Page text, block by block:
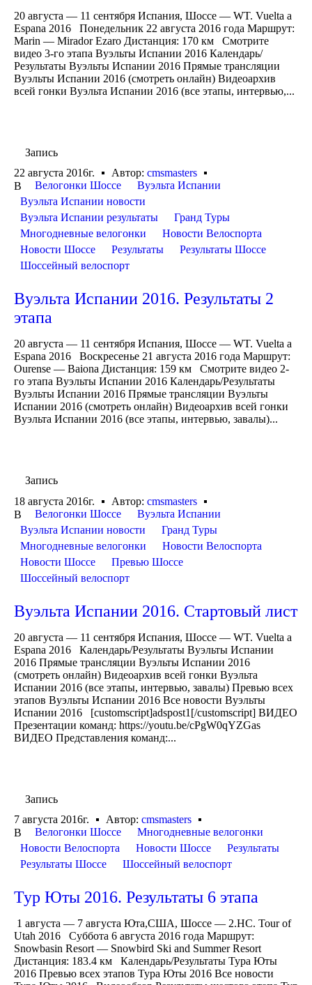
20 августа — 11 сентября Испания, Шоссе — WT. Vuelta a
Espana 2016 Понедельник 22 августа 2016 года Маршрут:
Marin — Mirador Ezaro Дистанция: 170 км Смотрите
видео 3-го этапа Вуэльты Испании 2016 Календарь/
Результаты Вуэльты Испании 2016 Прямые трансляции
Вуэльты Испании 2016 (смотреть онлайн) Видеоархив
всей гонки Вуэльта Испании 2016 (все этапы, интервью,...
Запись
22 августа 2016г.
Автор: cmsmasters
В
Велогонки Шоссе
Вуэльта Испании
Вуэльта Испании новости
Вуэльта Испании результаты
Гранд Туры
Многодневные велогонки
Новости Велоспорта
Новости Шоссе
Результаты
Результаты Шоссе
Шоссейный велоспорт
Вуэльта Испании 2016. Результаты 2
этапа
20 августа — 11 сентября Испания, Шоссе — WT. Vuelta a
Espana 2016 Воскресенье 21 августа 2016 года Маршрут:
Ourense — Baiona Дистанция: 159 км Смотрите видео 2-
го этапа Вуэльты Испании 2016 Календарь/Результаты
Вуэльты Испании 2016 Прямые трансляции Вуэльты
Испании 2016 (смотреть онлайн) Видеоархив всей гонки
Вуэльта Испании 2016 (все этапы, интервью, завалы)...
Запись
18 августа 2016г.
Автор: cmsmasters
В
Велогонки Шоссе
Вуэльта Испании
Вуэльта Испании новости
Гранд Туры
Многодневные велогонки
Новости Велоспорта
Новости Шоссе
Превью Шоссе
Шоссейный велоспорт
Вуэльта Испании 2016. Стартовый лист
20 августа — 11 сентября Испания, Шоссе — WT. Vuelta a
Espana 2016 Календарь/Результаты Вуэльты Испании
2016 Прямые трансляции Вуэльты Испании 2016
(смотреть онлайн) Видеоархив всей гонки Вуэльта
Испании 2016 (все этапы, интервью, завалы) Превью всех
этапов Вуэльты Испании 2016 Все новости Вуэльты
Испании 2016 [customscript]adspost1[/customscript] ВИДЕО
Презентации команд: https://youtu.be/cPgW0qYZGas
ВИДЕО Представления команд:...
Запись
7 августа 2016г.
Автор: cmsmasters
В
Велогонки Шоссе
Многодневные велогонки
Новости Велоспорта
Новости Шоссе
Результаты
Результаты Шоссе
Шоссейный велоспорт
Тур Юты 2016. Результаты 6 этапа
1 августа — 7 августа Юта,США, Шоссе — 2.HC. Tour of
Utah 2016 Суббота 6 августа 2016 года Маршрут:
Snowbasin Resort — Snowbird Ski and Summer Resort
Дистанция: 183.4 км Календарь/Результаты Тура Юты
2016 Превью всех этапов Тура Юты 2016 Все новости